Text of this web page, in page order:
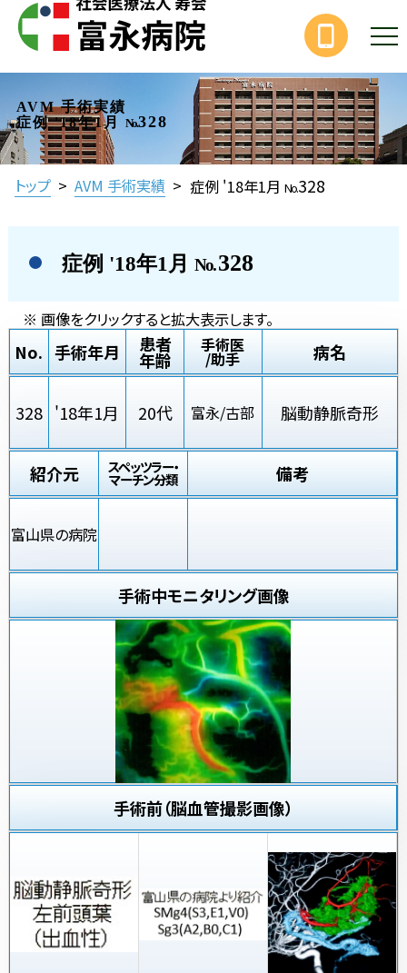
AVM 手術実績
症例 '18年1月
No.328
トップ > AVM 手術実績 > 症例 '18年1月 No.328
症例 '18年1月 No.328
※ 画像をクリックすると拡大表示します。
No. 手術年月 患者
年齢
手術医
/助手 病名
328 '18年1月 20代 富永/古部 脳動静脈奇形
紹介元 スペッツラー・
マーチン分類 備考
富山県の病院
手術中モニタリング画像
手術前（脳血管撮影画像）